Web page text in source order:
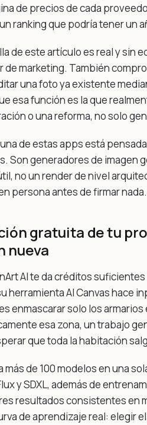
de precios de cada
ranking que podría tener un
de este artículo es real y sin
de marketing. También
una foto ya existente
esa función es la que
o una reforma, no solo
de estas apps está
Son generadores de imagen
no un render de nivel
persona antes de firmar nada.
gratuita de tu
nueva
AI te da créditos
herramienta AI Canvas hace
enmascarar solo los
esa zona, un trabajo
que toda la habitación
más de 100 modelos en una
y SDXL, además de
resultados consistentes en
de aprendizaje real: elegir